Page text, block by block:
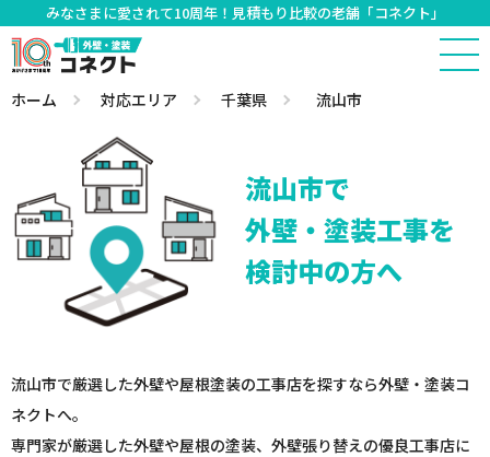
みなさまに愛されて10周年！見積もり比較の老舗「コネクト」
ホーム 対応エリア 千葉県 流山市
流山市で
外壁・塗装工事を
検討中の方へ
流山市で厳選した外壁や屋根塗装の工事店を探すなら外壁・塗装コ
ネクトへ。
専門家が厳選した外壁や屋根の塗装、外壁張り替えの優良工事店に